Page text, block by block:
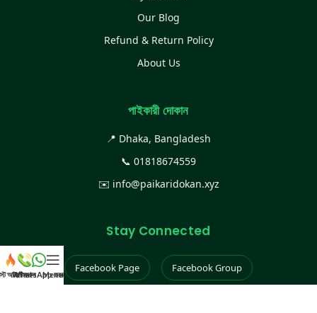
Our Blog
Refund & Return Policy
About Us
পাইকারী দোকান
📍 Dhaka, Bangladesh
📞 01818674559
✉️ info@paikaridokan.xyz
Stay Connected
Facebook Page Facebook Group
আইটেম
কল করুন
WhatsApp করুন
Menu